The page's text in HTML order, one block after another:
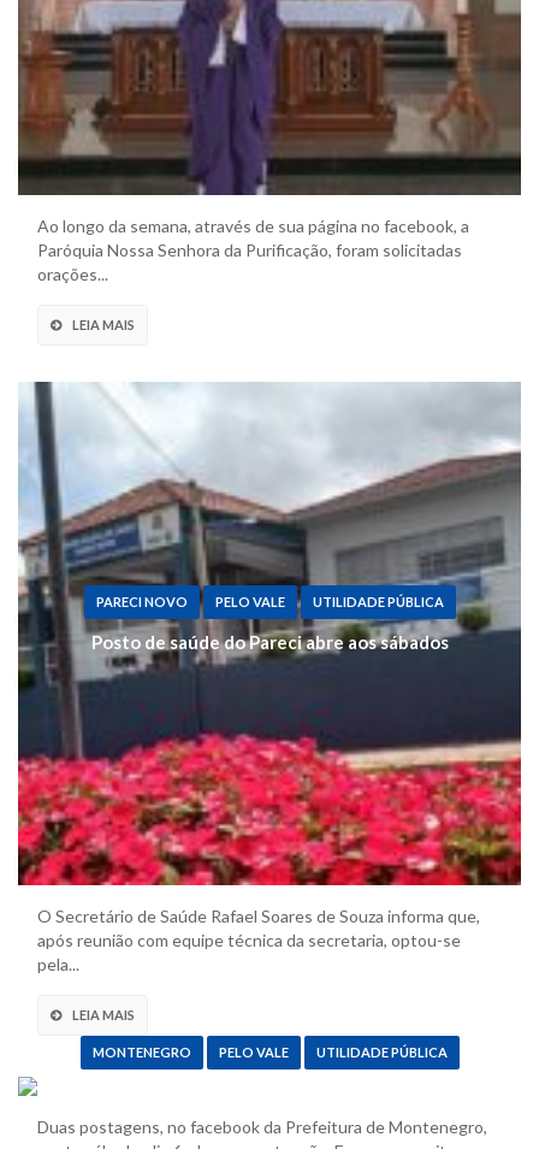
Ao longo da semana, através de sua página no facebook, a
Paróquia Nossa Senhora da Purificação, foram solicitadas
orações...
LEIA MAIS
PARECI NOVO PELO VALE UTILIDADE PÚBLICA
Posto de saúde do Pareci abre aos sábados
O Secretário de Saúde Rafael Soares de Souza informa que,
após reunião com equipe técnica da secretaria, optou-se
pela...
LEIA MAIS
MONTENEGRO PELO VALE UTILIDADE PÚBLICA
Duas postagens, no facebook da Prefeitura de Montenegro,